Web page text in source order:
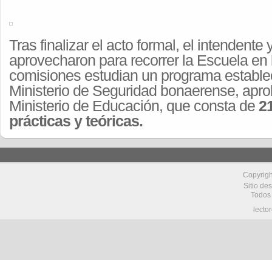
Tras finalizar el acto formal, el intendente
aprovecharon para recorrer la Escuela
comisiones estudian un programa
Ministerio de Seguridad bonaerense,
Ministerio de Educación, que consta de
prácticas y teóricas.
Sitio